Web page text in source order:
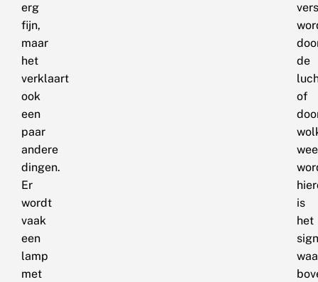
erg
fijn,
maar
het
verklaart
ook
een
paar
andere
dingen.
Er
wordt
vaak
een
lamp
met
de
of
is
het